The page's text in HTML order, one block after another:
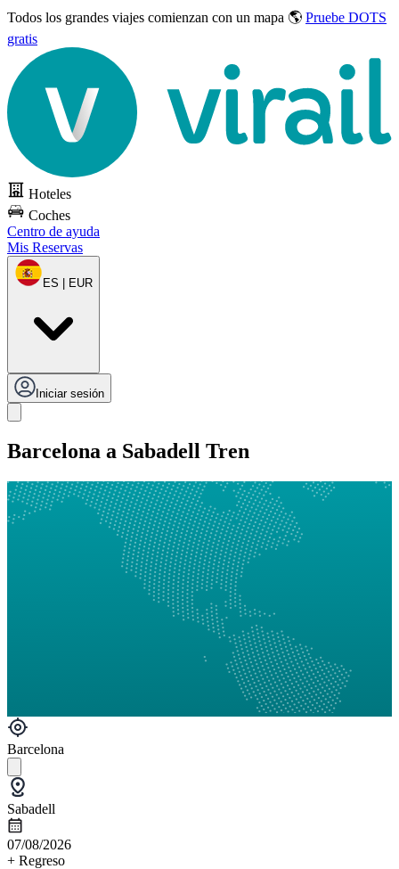
Todos los grandes viajes comienzan con un mapa 🌎 Pruebe DOTS
gratis
Hoteles
Coches
Centro de ayuda
Mis Reservas
ES | EUR
Iniciar sesión
Barcelona a Sabadell Tren
Barcelona
Sabadell
07/08/2026
+ Regreso